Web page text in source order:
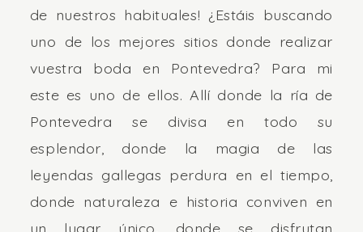
de nuestros habituales! ¿Estáis buscando
uno de los mejores sitios donde realizar
vuestra boda en Pontevedra? Para mi
este es uno de ellos. Allí donde la ría de
Pontevedra se divisa en todo su
esplendor, donde la magia de las
leyendas gallegas perdura en el tiempo,
donde naturaleza e historia conviven en
un lugar único, donde se disfrutan